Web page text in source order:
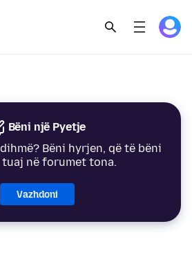
Bëni një Pyetje
Bëni hyrjen, që të bëni
në forumet tona.
Vazhdoni